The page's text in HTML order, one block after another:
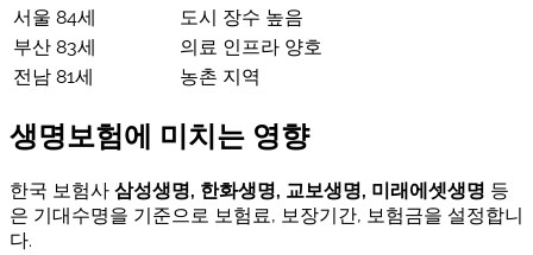
서울 84세
도시 장수 높음
부산 83세
의료 인프라 양호
전남 81세 농촌 지역
생명보험에 미치는 영향
한국 보험사 삼성생명, 한화생명, 교보생명, 미래에셋생명 등
은 기대수명을 기준으로 보험료, 보장기간, 보험금을 설정합니
다.